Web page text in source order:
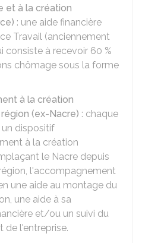
et à la création
: une aide financière
Travail (anciennement
consiste à recevoir 60 %
chômage sous la forme
à la création
(ex-Nacre) : chaque
dispositif
à la création
le Nacre depuis
l'accompagnement
une aide au montage du
une aide à sa
et/ou un suivi du
de l'entreprise.